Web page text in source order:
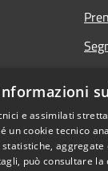
e assimilati
un cookie tecnico
statistiche, aggregate
può consultare la